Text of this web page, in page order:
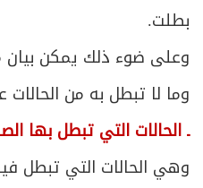
بطلت.
وعلى ضوء ذلك يمكن بيان
وما لا تبطل به من الحالات
ـ الحالات التي تبطل بها
وهي الحالات التي تبطل
571
ص
577 الفصل الثاني: في
ص579 المبحث الأول ـ في
582 المبحث الثاني ـ في